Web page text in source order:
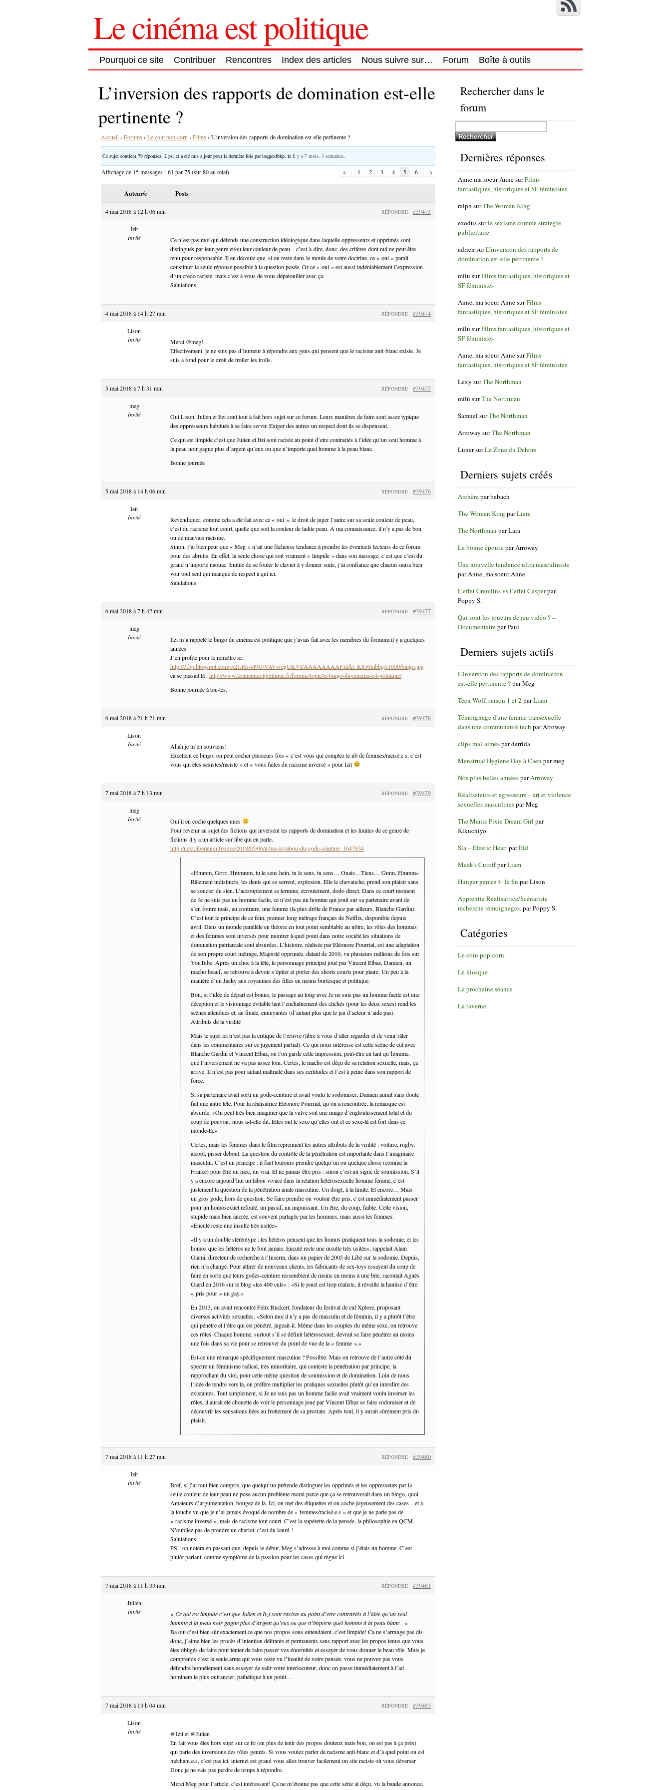
Le cinéma est politique
Pourquoi ce site Contribuer Rencontres Index des articles Nous suivre sur… Forum Boîte à outils
L’inversion des rapports de domination est-elle
pertinente ?
Accueil› Forums › Le coin pop-corn › Films › L’inversion des rapports de domination est-elle pertinente ?
Ce sujet contient 79 réponses, 2 ps. et a été mis à jour pour la dernière fois parioqgexlbkp , le Il y a 7 mois, 3 semaines
Affichage de 15 messages - 61 par 75 (sur 80 au total) ← 1 2 3 4 5 6 →
Auteur/e Posts
4 mai 2018 à 12 h 06 min #39473
RÉPONDRE
Izit
Invité
Ce n’est pas moi qui défends une construction idéologique dans laquelle oppresseurs et opprimés sont
distingués par leur genre et/ou leur couleur de peau – c’est-à-dire, donc, des critères dont nul ne peut être
tenu pour responsable. Il en découle que, si on reste dans le moule de votre doctrine, ce « oui » paraît
constituer la seule réponse possible à la question posée. Or ce « oui » est aussi indéniablement l’expression
d’un credo raciste, mais c’est à vous de vous dépatouiller avec ça.
Salutations
4 mai 2018 à 14 h 27 min #39474
RÉPONDRE
Lison
Invité
Merci @meg!
Effectivement, je ne suis pas d’humeur à répondre aux gens qui pensent que le racisme anti-blanc existe. Je
suis à fond pour le droit de troller les trolls.
5 mai 2018 à 7 h 31 min #39475
RÉPONDRE
meg
Invité
Oui Lison. Julien et Itzi sont tout à fait hors sujet sur ce forum. Leurs manières de faire sont assez typique
des oppresseurs habitués à se faire servir. Exiger des autres un respect dont ils se dispensent.
Ce qui est limpide c’est que Julien et Itzi sont raciste au point d’etre contrariés à l’idée qu’un seul homme à
la peau noir gagne plus d’argent qu’eux ou que n’importe quel homme à la peau blanc.
Bonne journée
5 mai 2018 à 14 h 06 min #39476
RÉPONDRE
Izit
Invité
Revendiquer, comme cela a été fait avec ce « oui », le droit de juger l’autre sur sa seule couleur de peau,
c’est du racisme tout court, quelle que soit la couleur de ladite peau. A ma connaissance, il n’y a pas de bon
ou de mauvais racisme.
Sinon, j’ai bien peur que « Meg » n’ait une fâcheuse tendance à prendre les éventuels lecteurs de ce forum
pour des abrutis. En effet, la seule chose qui soit vraiment « limpide » dans son message, c’est que c’est du
grand n’importe naouac. Inutile de se fouler le clavier à y donner suite, j’ai confiance que chacun saura bien
voir tout seul qui manque de respect à qui ici.
Salutations
6 mai 2018 à 7 h 42 min #39477
RÉPONDRE
meg
Invité
Itzi m’a rappelé le bingo du cinéma est politique que j’avais fait avec les membres du formum il y a quelques
années
J’en profite pour le remettre ici :
http://3.bp.blogspot.com/-521iHs-ol9U/VAVvregGKVI/AAAAAAAAFxI/kt_K850mbbg/s1600/bingo.jpg
ca se passait là :http://www.lecinemaestpolitique.fr/forums/topic/le-bingo-du-cinema-est-politique/
Bonne journée à tou·tes.
6 mai 2018 à 21 h 21 min #39478
RÉPONDRE
Lison
Invité
Ahah je m’en souviens!
Excellent ce bingo, on peut cocher plusieurs fois « c’est vous qui comptez le nb de femmes/racisé.e.s, c’est
vous qui êtes sexistes/raciste » et « vous faites du racisme inversé » pour Izit
7 mai 2018 à 7 h 13 min #39479
RÉPONDRE
meg
Invité
Oui il en coche quelques unes
Pour revenir au sujet des fictions qui inversent les rapports de domination et les limites de ce genre de
fictions il y a un article sur libé qui en parle.
http://next.liberation.fr/sexe/2018/05/06/a-bas-le-tabou-du-gode-ceinture_1647834
«Hmmm, Grrrr, Hmmmm, tu le sens hein, tu le sens, tu sens… Ouais…Tiens… Gnnn, Hmmm»
Râlement indistincts, les dents qui se serrent, explosion. Elle le chevauche, prend son plaisir sans
se soucier du sien. L’accouplement se termine, écroulement, dodo direct. Dans ce court moment
de Je ne suis pas un homme facile, ce n’est pas un homme qui jouit sur sa partenaire avant de
s’en foutre mais, au contraire, une femme (la plus drôle de France par ailleurs, Blanche Gardin).
C’est tout le principe de ce film, premier long métrage français de Netflix, disponible depuis
avril. Dans un monde parallèle en théorie en tout point semblable au nôtre, les rôles des hommes
et des femmes sont inversés pour montrer à quel point dans notre société les situations de
domination patriarcale sont absurdes. L’histoire, réalisée par Eléonore Pourriat, est une adaptation
de son propre court métrage, Majorité opprimée, datant de 2010, vu plusieurs millions de fois sur
YouTube. Après un choc à la tête, le personnage principal joué par Vincent Elbaz, Damien, un
macho beauf, se retrouve à devoir s’épiler et porter des shorts courts pour plaire. Un peu à la
manière d’un Jacky aux royaumes des filles en moins burlesque et politique.
Bon, si l’idée de départ est bonne, le passage au long avec Je ne suis pas un homme facile est une
déception et le visionnage évitable tant l’enchaînement des clichés (pour les deux sexes) rend les
scènes attendues et, au finale, ennuyantes (d’autant plus que le jeu d’acteur n’aide pas).
Attributs de la virilité
Mais le sujet ici n’est pas la critique de l’œuvre (libre à vous d’aller regarder et de venir râler
dans les commentaires sur ce jugement partial). Ce qui nous intéresse est cette scène de cul avec
Blanche Gardin et Vincent Elbaz, ou l’on garde cette impression, peut-être en tant qu’homme,
que l’inversement ne va pas assez loin. Certes, le macho est déçu de sa relation sexuelle, mais, ça
arrive. Il n’est pas pour autant maltraité dans ses certitudes et l’est à peine dans son rapport de
force.
Si sa partenaire avait sorti un gode-ceinture et avait voulu le sodomiser, Damien aurait sans doute
fait une autre tête. Pour la réalisatrice Eléonore Pourriat, qu’on a rencontrée, la remarque est
absurde. «On peut très bien imaginer que la vulve soit une image d’engloutissement total et du
coup de pouvoir, nous a-t-elle dit. Elles ont le sexe qu’elles ont et ce sexe-là est fort dans ce
monde-là.»
Certes, mais les femmes dans le film reprennent les autres attributs de la virilité : voiture, rugby,
alcool, pisser debout. La question du contrôle de la pénétration est importante dans l’imaginaire
masculin. C’est un principe : il faut toujours prendre quelqu’un ou quelque chose (comme la
France) pour être un mec, un vrai. Et ne jamais être pris : sinon c’est un signe de soumission. S’il
y a encore aujourd’hui un tabou vivace dans la relation hétérosexuelle homme femme, c’est
justement la question de la pénétration anale masculine. Un doigt, à la limite. Et encore… Mais
un gros gode, hors de question. Se faire prendre ou vouloir être pris, c’est immédiatement passer
pour un homosexuel refoulé, un passif, un impuissant. Un être, du coup, faible. Cette vision,
stupide mais bien ancrée, est souvent partagée par les hommes, mais aussi les femmes.
«Enculé reste une insulte très usitée»
«Il y a un double stéréotype : les hétéros pensent que les homos pratiquent tous la sodomie, et les
homos que les hétéros ne le font jamais. Enculé reste une insulte très usitée», rappelait Alain
Giami, directeur de recherche à l’Inserm, dans un papier de 2005 de Libé sur la sodomie. Depuis,
rien n’a changé. Pour attirer de nouveaux clients, les fabricants de sex-toys essayent du coup de
faire en sorte que leurs godes-ceinture ressemblent de moins en moins à une bite, racontait Agnès
Giard en 2016 sur le blog «les 400 culs» : «Si le jouet est trop réaliste, il réveille la hantise d’être
« pris pour » un gay.»
En 2013, on avait rencontré Felix Ruckert, fondateur du festival de cul Xplore, proposant
diverses activités sexuelles. «Selon moi il n’y a pas de masculin et de féminin, il y a plutôt l’être
qui pénètre et l’être qui est pénétré, jugeait-il. Même dans les couples du même sexe, on retrouve
ces rôles. Chaque homme, surtout s’il se définit hétérosexuel, devrait se faire pénétrer au moins
une fois dans sa vie pour se retrouver du point de vue de la « femme ».»
Est-ce une remarque spécifiquement masculine ? Possible. Mais on retrouve de l’autre côté du
spectre un féminisme radical, très minoritaire, qui conteste la pénétration par principe, la
rapprochant du viol, pour cette même question de soumission et de domination. Loin de nous
l’idée de tendre vers là, on préfère multiplier les pratiques sexuelles plutôt qu’en interdire des
existantes. Tout simplement, si Je ne suis pas un homme facile avait vraiment voulu inverser les
rôles, il aurait été chouette de voir le personnage joué par Vincent Elbaz se faire sodomiser et de
découvrir les sensations liées au frottement de sa prostate. Après tout, il y aurait sûrement pris du
plaisir.
7 mai 2018 à 11 h 27 min #39480
RÉPONDRE
Izit
Invité
Bref, si j’ai tout bien compris, que quelqu’un prétende distinguer les opprimés et les oppresseurs par la
seule couleur de leur peau ne pose aucun problème moral parce que ça se retrouverait dans un bingo, quoi.
Amateurs d’argumentation, bougez de là. Ici, on met des étiquettes et on coche joyeusement des cases – et à
la louche vu que je n’ai jamais évoqué de nombre de « femmes/racisé.e.s » et que je ne parle pas de
« racisme inversé », mais de racisme tout court. C’est la supérette de la pensée, la philosophie en QCM.
N’oubliez pas de prendre un chariot, c’est du lourd !
Salutations
PS : on notera en passant que, depuis le début, Meg s’adresse à moi comme si j’étais un homme. C’est
plutôt parlant, comme symptôme de la passion pour les cases qui règne ici.
7 mai 2018 à 11 h 33 min #39481
RÉPONDRE
Julien
Invité « Ce qui est limpide c’est que Julien et Itzi sont raciste au point d’etre contrariés à l’idée qu’un seul
homme à la peau noir gagne plus d’argent qu’eux ou que n’importe quel homme à la peau blanc. »
Ba oui c’est bien sûr exactement ce que nos propos sous-entendaient, c’est limpide! Ca ne s’arrange pas dis-
donc, j’aime bien les procès d’intention délirants et permanents sans rapport avec les propos tenus que vous
êtes obligés de faire pour tenter de faire passer vos énormités et essayer de vous donner le beau rôle. Mais je
comprends c’est la seule arme qui vous reste vu l’inanité de votre pensée, vous ne pouvez pas vous
défendre honnêtement sans essayer de salir votre interlocuteur, donc on passe immédiatement à l’ad
hominem le plus outrancier, pathétique à un point…
7 mai 2018 à 13 h 04 min #39483
RÉPONDRE
Lison
Invité
@Izit et @Julien
En fait vous êtes hors sujet sur ce fil (en plus de tenir des propos douteux mais bon, on est pas à ça près)
qui parle des inversions des rôles genrés. Si vous voulez parler de racisme anti-blanc et d’à quel point on est
méchant.e.s, c’est pas ici, internet est grand vous allez trouver facilement un site raciste où vous déverser.
Donc je ne vais pas perdre de temps à répondre.
Merci Meg pour l’article, c’est intéressant! Ça ne m’étonne pas que cette série ai déçu, vu la bande annonce.
Rechercher dans le
forum
Dernières réponses
Anne ma soeur AnnesurFilms
fantastiques, historiques et SF féministes
ralph surThe Woman King
exodussurle sexisme comme strategie
publicitaire
adrien surL’inversion des rapports de
domination est-elle pertinente ?
milu surFilms fantastiques, historiques et
SF féministes
Anne, ma soeur AnnesurFilms
fantastiques, historiques et SF féministes
milu surFilms fantastiques, historiques et
SF féministes
Anne, ma soeur AnnesurFilms
fantastiques, historiques et SF féministes
Lexy surThe Northman
milù surThe Northman
Samuel surThe Northman
Arroway surThe Northman
LunarsurLa Zone du Dehors
Derniers sujets créés
Archèreparbabach
The Woman King parLiam
The Northman parLara
La bonne épouseparArroway
Une nouvelle tendance ultra masculiniste
parAnne, ma soeur Anne
L’effet Gremlins vs l’effet Casperpar
Poppy S.
Qui sont les joueurs de jeu vidéo ? –
DocumentaireparPaul
Derniers sujets actifs
L’inversion des rapports de domination
est-elle pertinente ?parMeg
Teen Wolf, saison 1 et 2 parLiam
Témoignage d'une femme transexuelle
dans une communauté tech parArroway
clips mal-aimésparderrida
Menstrual Hygiene Day à Caen parmeg
Nos plus belles annéesparArroway
Réalisateurs et agresseurs – art et violence
sexuelles masculinesparMeg
The Manic Pixie Dream Girl par
Kikuchiyo
Sia – Elastic HeartparEld
Meek's CutoffparLiam
Hunger games 4: la fin parLison
Apprentie Réalisatrice/Scénariste
recherche témoignages. parPoppy S.
Catégories
Le coin pop-corn
Le kiosque
La prochaine séance
La taverne